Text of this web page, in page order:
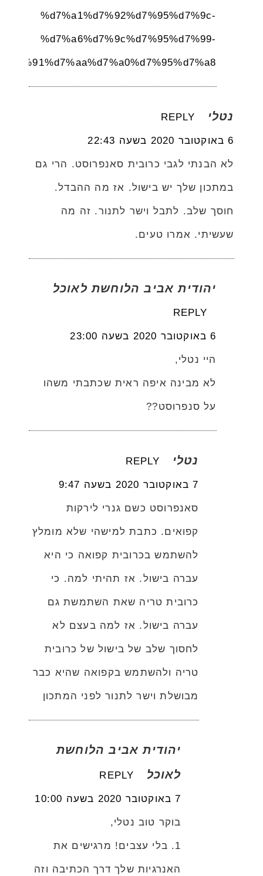
%d7%a1%d7%92%d7%95%d7%9c-
%d7%a6%d7%9c%d7%95%d7%99-
%d7%91%d7%aa%d7%a0%d7%95%d7%a8/
נטלי REPLY
6 באוקטובר 2020 בשעה 22:43
לא הבנתי לגבי כרובית סאנפרוסט. הרי גם
במתכון שלך יש בישול. אז מה ההבדל.
חוסך שלב. לתבל וישר לתנור. זה מה
שעשיתי. אמרו טעים.
יהודית אביב הלוחשת לאוכל
REPLY
6 באוקטובר 2020 בשעה 23:00
היי נטלי,
לא מבינה איפה ראית שכתבתי משהו
על סנפרוסט??
נטלי REPLY
7 באוקטובר 2020 בשעה 9:47
סאנפרוסט כשם גנרי לירקות
קפואים. כתבת למישהי שלא מומלץ
להשתמש בכרובית קפואה כי היא
עברה בישול. אז תהיתי למה. כי
כרובית טריה שאת השתמשת גם
עברה בישול. אז למה בעצם לא
לחסוך שלב של בישול של כרובית
טריה ולהשתמש בקפואה שהיא כבר
מבושלת וישר לתנור לפני המתכון
יהודית אביב הלוחשת
לאוכל
REPLY
7 באוקטובר 2020 בשעה 10:00
בוקר טוב נטלי,
1. בלי עצבים! מרגישים את
האנרגיות שלך דרך הכתיבה וזה